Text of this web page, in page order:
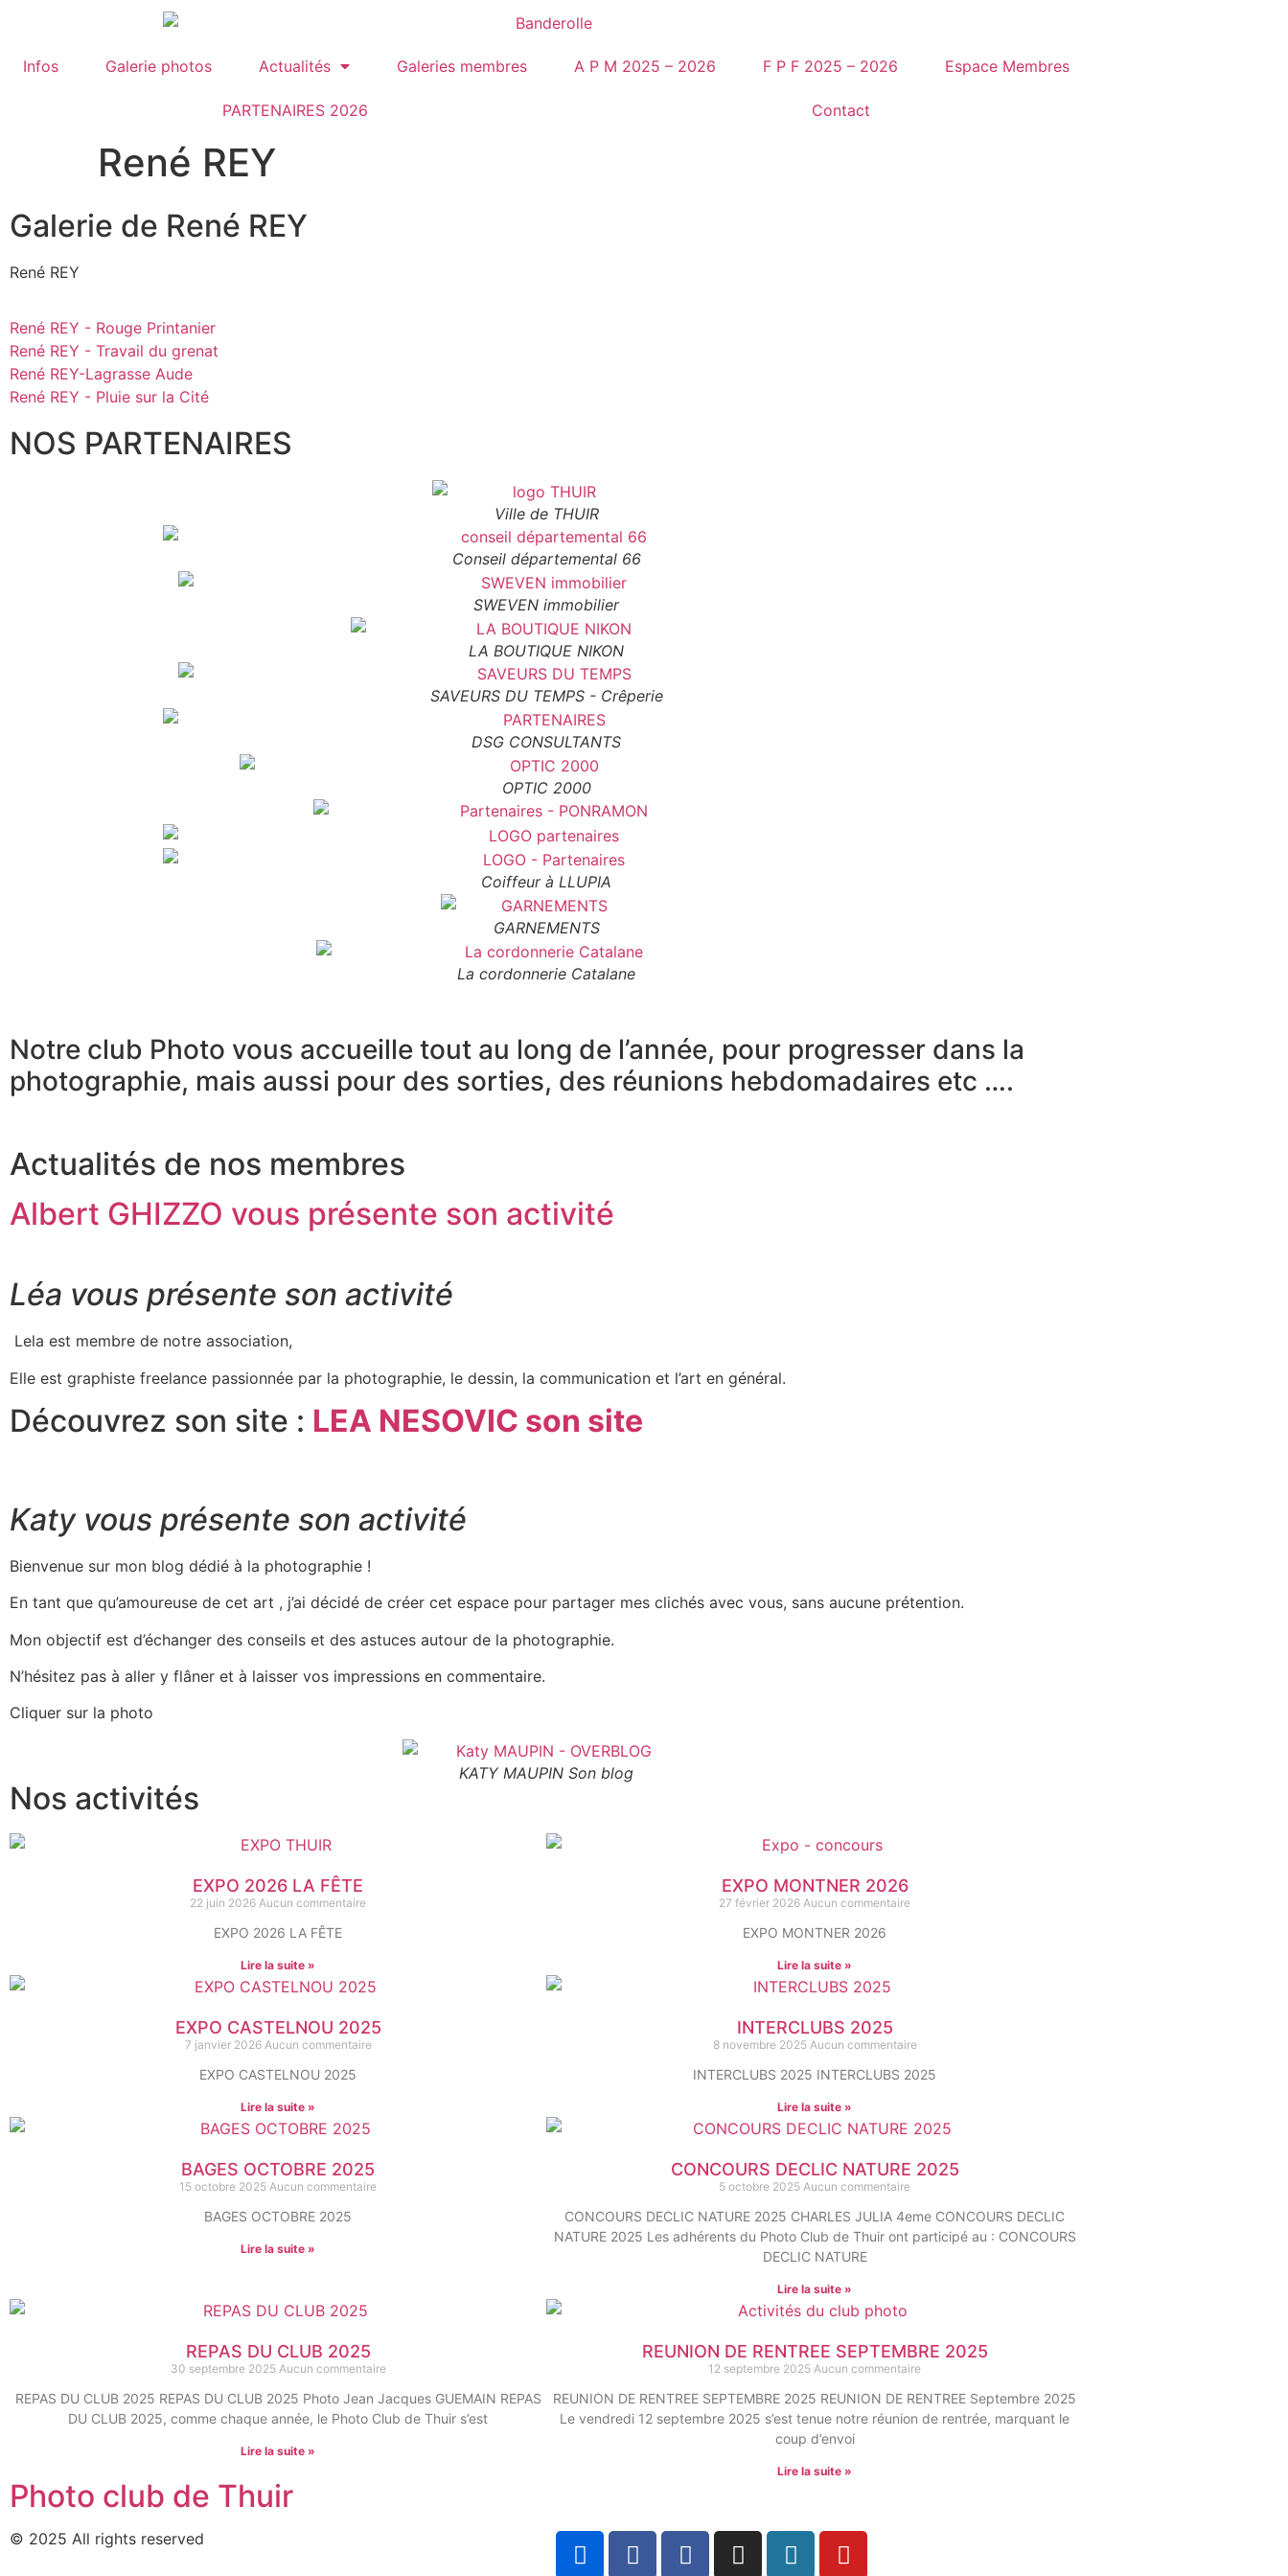
Infos Galerie photos Actualités Galeries membres A P M 2025 – 2026 F P F 2025 – 2026 Espace Membres
PARTENAIRES 2026 Contact
René REY
Galerie de René REY
René REY
René REY - Rouge Printanier
René REY - Travail du grenat
René REY-Lagrasse Aude
René REY - Pluie sur la Cité
NOS PARTENAIRES
Ville de THUIR
Conseil départemental 66
SWEVEN immobilier
LA BOUTIQUE NIKON
SAVEURS DU TEMPS - Crêperie
DSG CONSULTANTS
OPTIC 2000
Coiffeur à LLUPIA
GARNEMENTS
La cordonnerie Catalane
Notre club Photo vous accueille tout au long de l’année, pour progresser dans la
photographie, mais aussi pour des sorties, des réunions hebdomadaires etc ….
Actualités de nos membres
Albert GHIZZO vous présente son activité
Léa vous présente son activité
Lela est membre de notre association,
Elle est graphiste freelance passionnée par la photographie, le dessin, la communication et l’art en général.
Découvrez son site : LEA NESOVIC son site
Katy vous présente son activité
Bienvenue sur mon blog dédié à la photographie !
En tant que qu’amoureuse de cet art , j’ai décidé de créer cet espace pour partager mes clichés avec vous, sans aucune prétention.
Mon objectif est d’échanger des conseils et des astuces autour de la photographie.
N’hésitez pas à aller y flâner et à laisser vos impressions en commentaire.
Cliquer sur la photo
KATY MAUPIN Son blog
Nos activités
EXPO 2026 LA FÊTE
22 juin 2026 Aucun commentaire
EXPO 2026 LA FÊTE
Lire la suite »
EXPO MONTNER 2026
27 février 2026 Aucun commentaire
EXPO MONTNER 2026
Lire la suite »
EXPO CASTELNOU 2025
7 janvier 2026 Aucun commentaire
EXPO CASTELNOU 2025
Lire la suite »
INTERCLUBS 2025
8 novembre 2025 Aucun commentaire
INTERCLUBS 2025 INTERCLUBS 2025
Lire la suite »
BAGES OCTOBRE 2025
15 octobre 2025 Aucun commentaire
BAGES OCTOBRE 2025
Lire la suite »
CONCOURS DECLIC NATURE 2025
5 octobre 2025 Aucun commentaire
CONCOURS DECLIC NATURE 2025 CHARLES JULIA 4eme CONCOURS DECLIC
NATURE 2025 Les adhérents du Photo Club de Thuir ont participé au : CONCOURS
DECLIC NATURE
Lire la suite »
REPAS DU CLUB 2025
30 septembre 2025 Aucun commentaire
REPAS DU CLUB 2025 REPAS DU CLUB 2025 Photo Jean Jacques GUEMAIN REPAS
DU CLUB 2025, comme chaque année, le Photo Club de Thuir s’est
Lire la suite »
REUNION DE RENTREE SEPTEMBRE 2025
12 septembre 2025 Aucun commentaire
REUNION DE RENTREE SEPTEMBRE 2025 REUNION DE RENTREE Septembre 2025
Le vendredi 12 septembre 2025 s’est tenue notre réunion de rentrée, marquant le
coup d’envoi
Lire la suite »
Photo club de Thuir
© 2025 All rights reserved